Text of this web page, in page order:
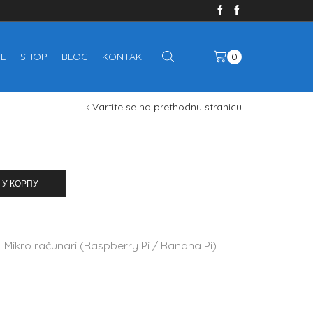
SHOP BLOG KONTAKT 0
Vartite se na prethodnu stranicu
У КОРПУ
Mikro računari (Raspberry Pi / Banana Pi)